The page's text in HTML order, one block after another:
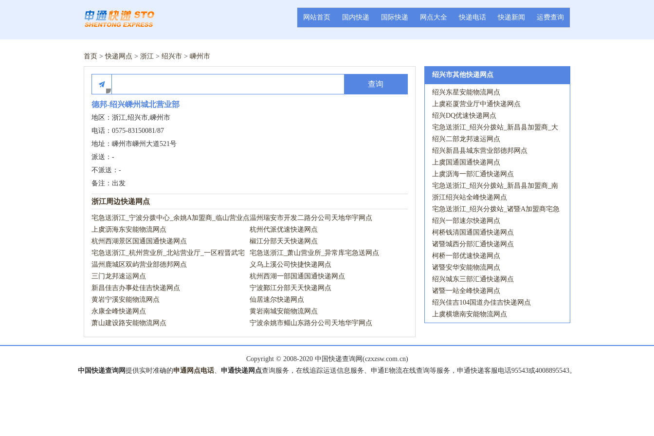
网站首页 国内快递 国际快递 网点大全 快递电话 快递新闻 运费查询
首页 >快递网点 > 浙江 > 绍兴市 > 嵊州市
查询
德邦-绍兴嵊州城北营业部
地区：浙江,绍兴市,嵊州市
电话：0575-83150081/87
地址：嵊州市嵊州大道521号
派送：-
不派送：-
备注：出发
浙江周边快递网点
宅急送浙江_宁波分拨中心_余姚A加盟商_临山营业点
宅急送网点
温州瑞安市开发二路分公司天地华宇网点
上虞沥海东安能物流网点
杭州代派优速快递网点
杭州西湖景区国通国通快递网点
椒江分部天天快递网点
宅急送浙江_杭州营业所_北站营业厅_一区程晋武宅
急送网点
宅急送浙江_萧山营业所_异常库宅急送网点
温州鹿城区双屿营业部德邦网点
义乌上溪公司快捷快递网点
三门龙邦速运网点
杭州西湖一部国通国通快递网点
新昌佳吉办事处佳吉快递网点
宁波鄞江分部天天快递网点
黄岩宁溪安能物流网点
仙居速尔快递网点
永康全峰快递网点
黄岩南城安能物流网点
萧山建设路安能物流网点
宁波余姚市鲻山东路分公司天地华宇网点
绍兴市其他快递网点
绍兴东星安能物流网点
上虞崧厦营业厅中通快递网点
绍兴DQ优速快递网点
宅急送浙江_绍兴分拨站_新昌县加盟商_大
市聚镇营业点宅急送网点
绍兴二部龙邦速运网点
绍兴新昌县城东营业部德邦网点
上虞国通国通快递网点
上虞沥海一部汇通快递网点
宅急送浙江_绍兴分拨站_新昌县加盟商_南
岩营业点宅急送网点
浙江绍兴站全峰快递网点
宅急送浙江_绍兴分拨站_诸暨A加盟商宅急
送网点
绍兴一部速尔快递网点
柯桥钱清国通国通快递网点
诸暨城西分部汇通快递网点
柯桥一部优速快递网点
诸暨安华安能物流网点
绍兴城东三部汇通快递网点
诸暨一站全峰快递网点
绍兴佳吉104国道办佳吉快递网点
上虞横塘南安能物流网点
Copyright © 2008-2020 中国快递查询网(czxzsw.com.cn)
中国快递查询网提供实时准确的申通网点电话、 申通快递网点查询服务，在线追踪运送信息服务、申通E物流在线查询等服务，申通快递客服电话95543或4008895543。